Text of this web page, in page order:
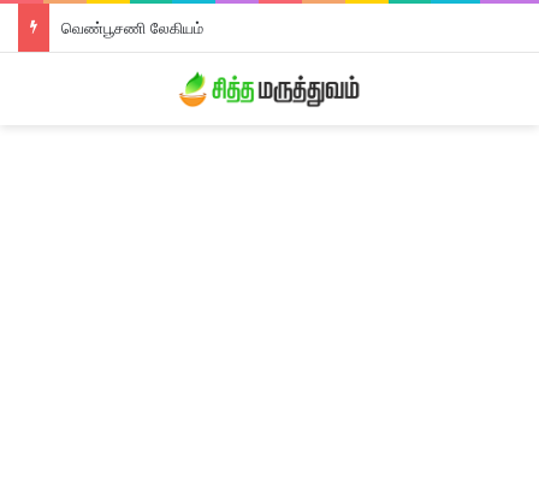
வெண்பூசணி லேகியம்